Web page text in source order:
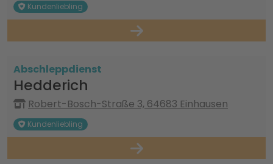
Kundenliebling
Abschleppdienst
Hedderich
Robert-Bosch-Straße 3, 64683 Einhausen
Kundenliebling